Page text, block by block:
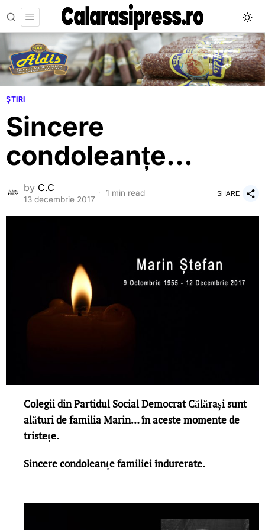
ȘTIRI
Sincere
condoleanțe…
by C.C
13 decembrie 2017
1 min read SHARE
Colegii din Partidul Social Democrat Călărași sunt
alături de familia Marin… în aceste momente de
tristețe.
Sincere condoleanțe familiei îndurerate.